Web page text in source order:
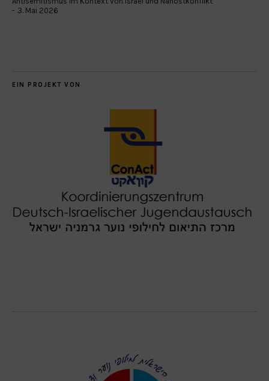
3. Mai 2026
EIN PROJEKT VON